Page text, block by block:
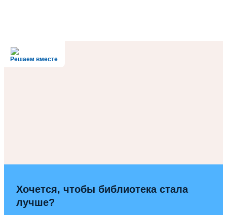
Решаем вместе
Хочется, чтобы библиотека стала
лучше?